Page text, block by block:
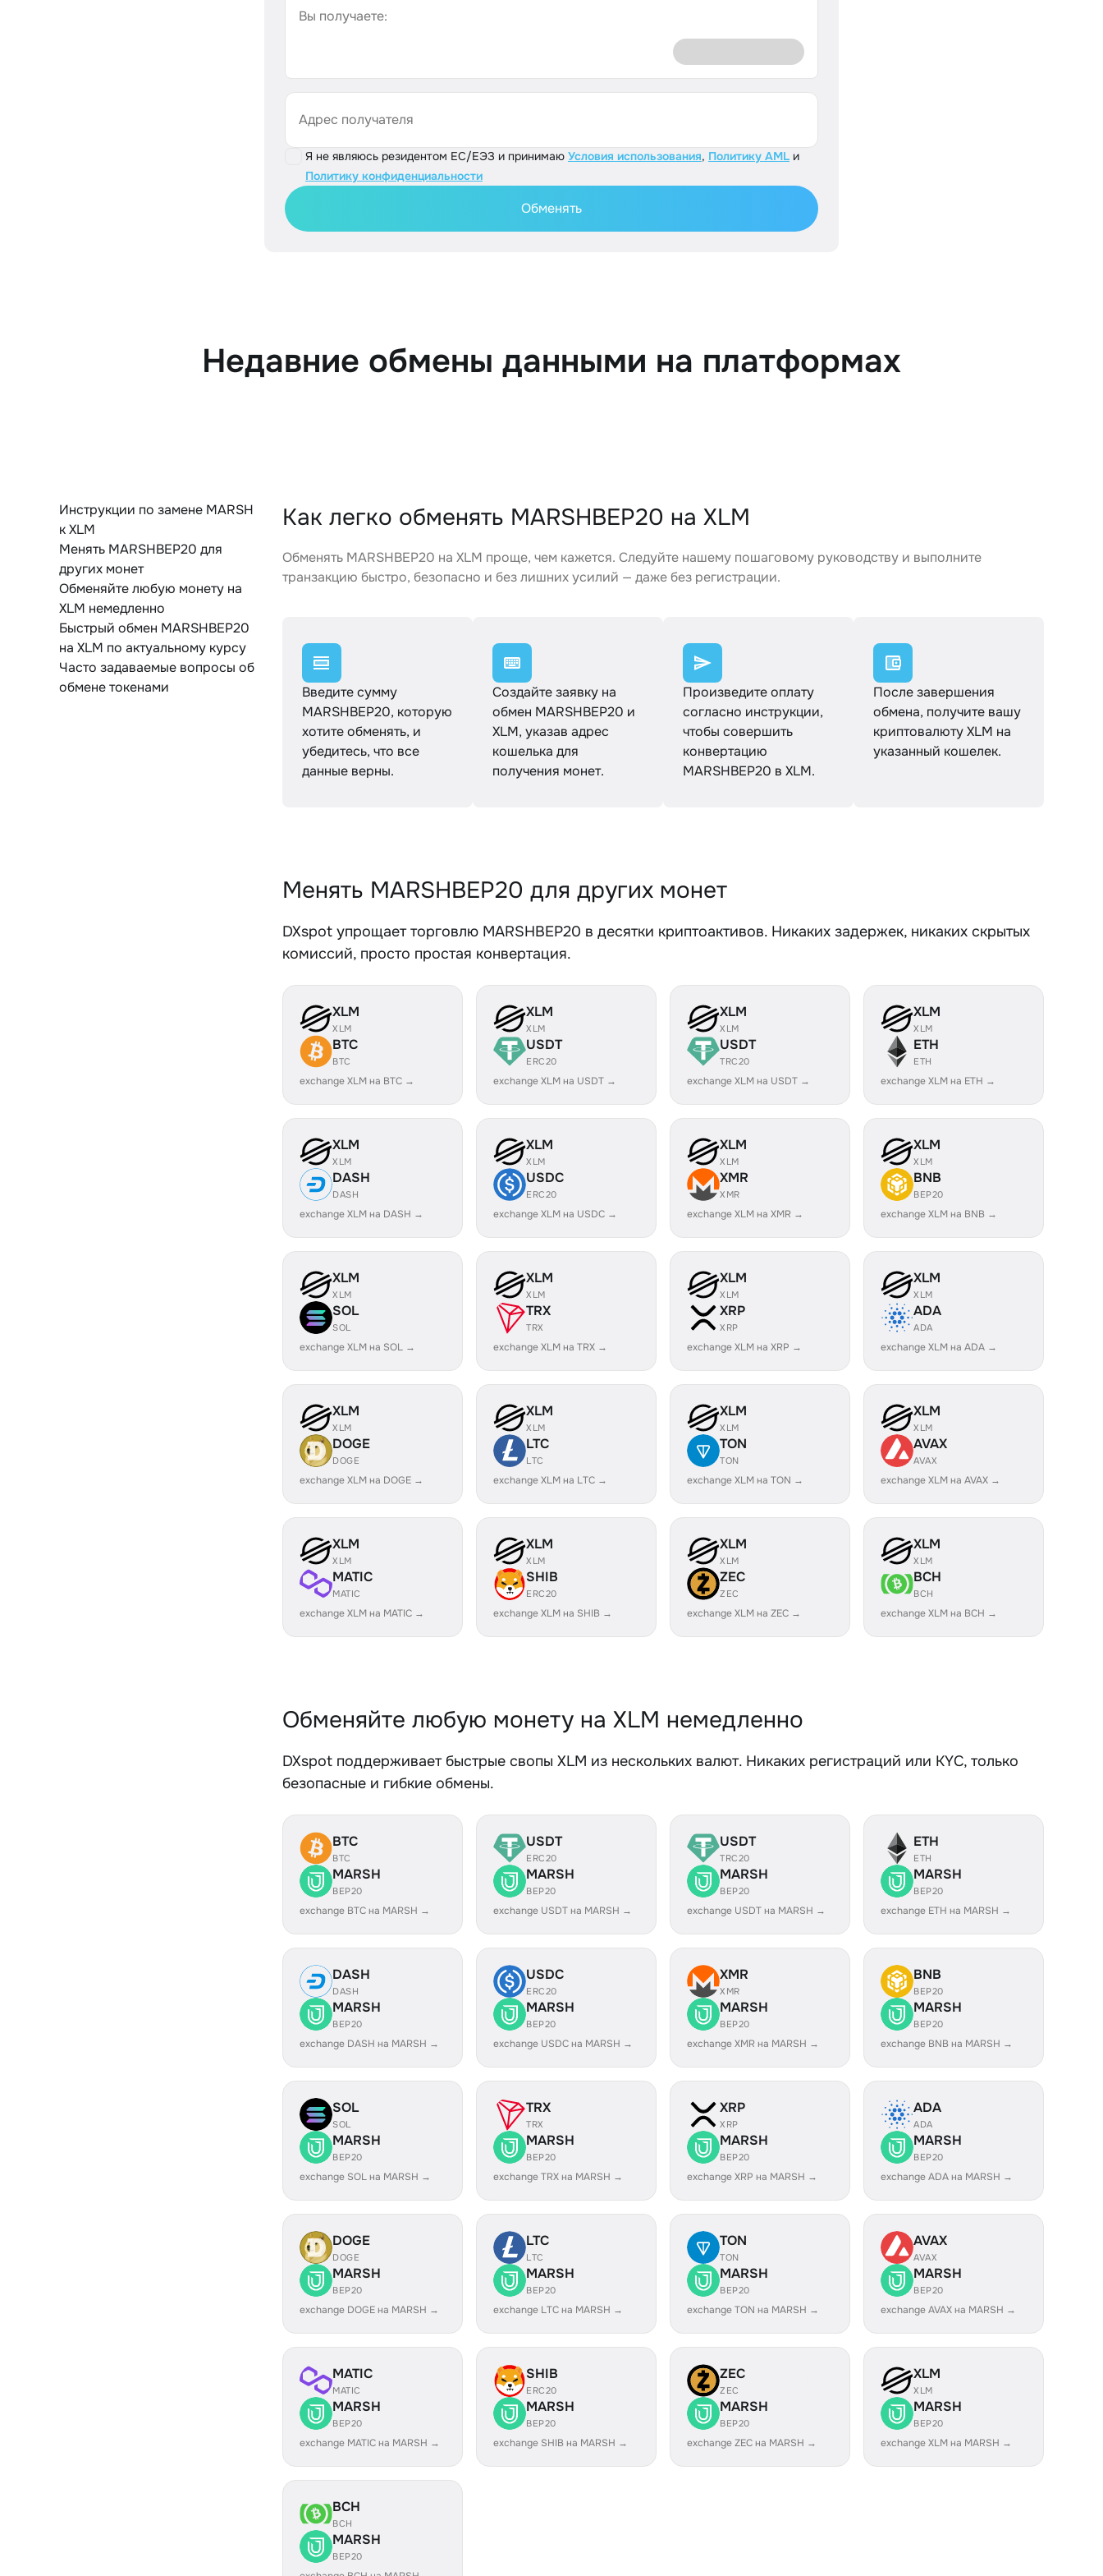
Вы получаете:
Адрес получателя
Я не являюсь резидентом ЕС/ЕЭЗ и принимаю Условия использования, Политику AML и
Политику конфиденциальности
Обменять
Недавние обмены данными на платформах
Инструкции по замене MARSH
к XLM
Менять MARSHBEP20 для
других монет
Обменяйте любую монету на
XLM немедленно
Быстрый обмен MARSHBEP20
на XLM по актуальному курсу
Часто задаваемые вопросы об
обмене токенами
Как легко обменять MARSHBEP20 на XLM
Обменять MARSHBEP20 на XLM проще, чем кажется. Следуйте нашему пошаговому руководству и выполните
транзакцию быстро, безопасно и без лишних усилий — даже без регистрации.
Введите сумму
MARSHBEP20, которую
хотите обменять, и
убедитесь, что все
данные верны.
Создайте заявку на
обмен MARSHBEP20 и
XLM, указав адрес
кошелька для
получения монет.
Произведите оплату
согласно инструкции,
чтобы совершить
конвертацию
MARSHBEP20 в XLM.
После завершения
обмена, получите вашу
криптовалюту XLM на
указанный кошелек.
Менять MARSHBEP20 для других монет
DXspot упрощает торговлю MARSHBEP20 в десятки криптоактивов. Никаких задержек, никаких скрытых
комиссий, просто простая конвертация.
XLM
XLM
BTC
BTC
exchange XLM на BTC →
XLM
XLM
USDT
ERC20
exchange XLM на USDT →
XLM
XLM
USDT
TRC20
exchange XLM на USDT →
XLM
XLM
ETH
ETH
exchange XLM на ETH →
XLM
XLM
DASH
DASH
exchange XLM на DASH →
XLM
XLM
USDC
ERC20
exchange XLM на USDC →
XLM
XLM
XMR
XMR
exchange XLM на XMR →
XLM
XLM
BNB
BEP20
exchange XLM на BNB →
XLM
XLM
SOL
SOL
exchange XLM на SOL →
XLM
XLM
TRX
TRX
exchange XLM на TRX →
XLM
XLM
XRP
XRP
exchange XLM на XRP →
XLM
XLM
ADA
ADA
exchange XLM на ADA →
XLM
XLM
DOGE
DOGE
exchange XLM на DOGE →
XLM
XLM
LTC
LTC
exchange XLM на LTC →
XLM
XLM
TON
TON
exchange XLM на TON →
XLM
XLM
AVAX
AVAX
exchange XLM на AVAX →
XLM
XLM
MATIC
MATIC
exchange XLM на MATIC →
XLM
XLM
SHIB
ERC20
exchange XLM на SHIB →
XLM
XLM
ZEC
ZEC
exchange XLM на ZEC →
XLM
XLM
BCH
BCH
exchange XLM на BCH →
Обменяйте любую монету на XLM немедленно
DXspot поддерживает быстрые свопы XLM из нескольких валют. Никаких регистраций или KYC, только
безопасные и гибкие обмены.
BTC
BTC
MARSH
BEP20
exchange BTC на MARSH →
USDT
ERC20
MARSH
BEP20
exchange USDT на MARSH →
USDT
TRC20
MARSH
BEP20
exchange USDT на MARSH →
ETH
ETH
MARSH
BEP20
exchange ETH на MARSH →
DASH
DASH
MARSH
BEP20
exchange DASH на MARSH →
USDC
ERC20
MARSH
BEP20
exchange USDC на MARSH →
XMR
XMR
MARSH
BEP20
exchange XMR на MARSH →
BNB
BEP20
MARSH
BEP20
exchange BNB на MARSH →
SOL
SOL
MARSH
BEP20
exchange SOL на MARSH →
TRX
TRX
MARSH
BEP20
exchange TRX на MARSH →
XRP
XRP
MARSH
BEP20
exchange XRP на MARSH →
ADA
ADA
MARSH
BEP20
exchange ADA на MARSH →
DOGE
DOGE
MARSH
BEP20
exchange DOGE на MARSH →
LTC
LTC
MARSH
BEP20
exchange LTC на MARSH →
TON
TON
MARSH
BEP20
exchange TON на MARSH →
AVAX
AVAX
MARSH
BEP20
exchange AVAX на MARSH →
MATIC
MATIC
MARSH
BEP20
exchange MATIC на MARSH →
SHIB
ERC20
MARSH
BEP20
exchange SHIB на MARSH →
ZEC
ZEC
MARSH
BEP20
exchange ZEC на MARSH →
XLM
XLM
MARSH
BEP20
exchange XLM на MARSH →
BCH
BCH
MARSH
BEP20